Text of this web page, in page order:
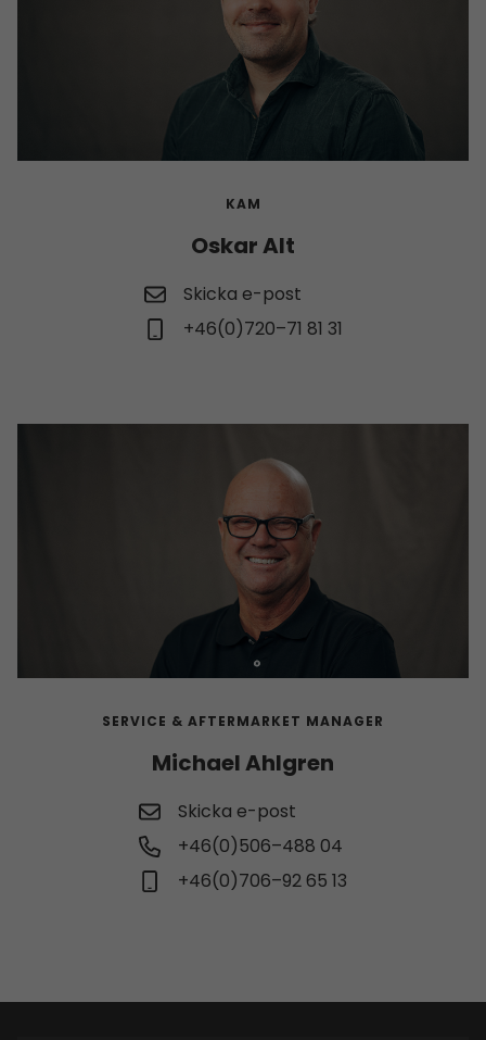
KAM
Oskar Alt
Skicka e-post
+46(0)720–71 81 31
SERVICE & AFTERMARKET MANAGER
Michael Ahlgren
Skicka e-post
+46(0)506–488 04
+46(0)706–92 65 13